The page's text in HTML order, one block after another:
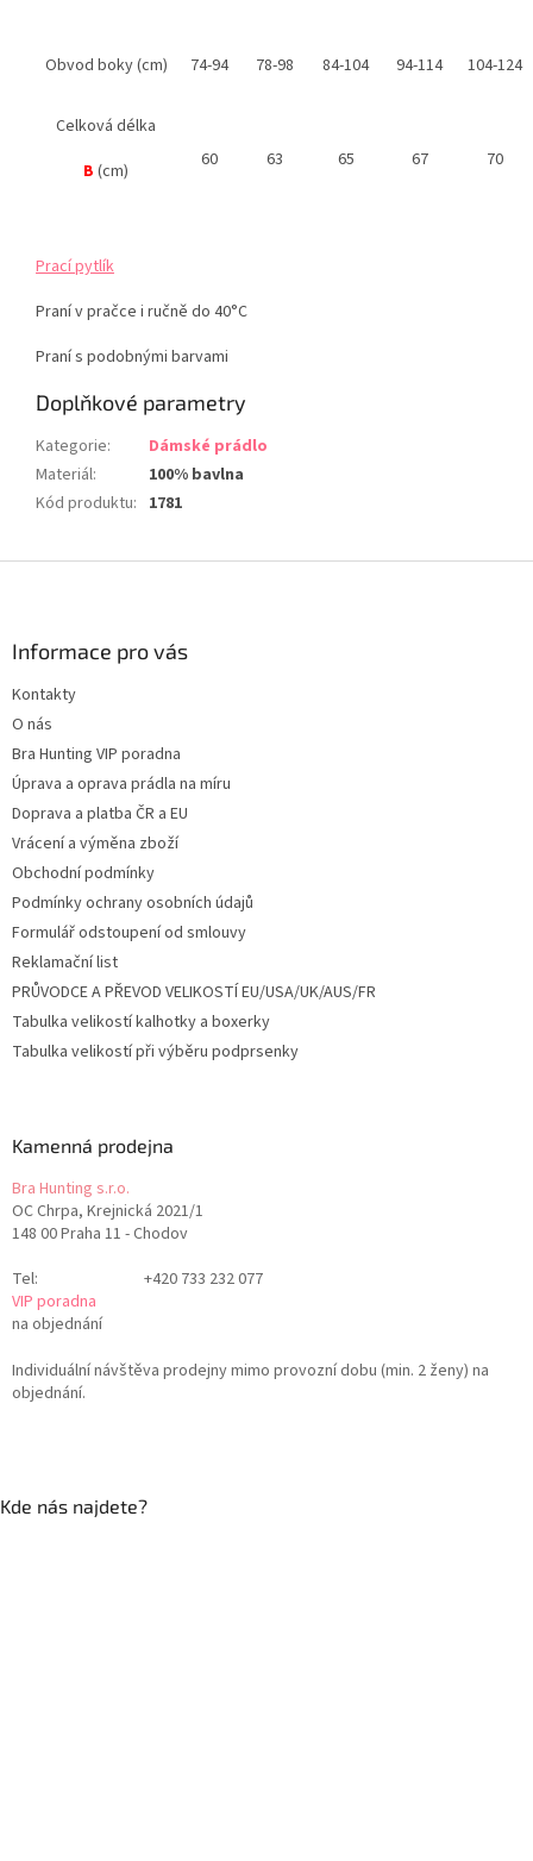
Obvod boky (cm) 74-94 78-98 84-104 94-114 104-124
Celková délka
B (cm) 60 63 65 67 70
Prací pytlík
Praní v pračce i ručně do 40°C
Praní s podobnými barvami
Doplňkové parametry
Kategorie:
Dámské prádlo
Materiál:
100% bavlna
Kód produktu: 1781
Informace pro vás
Kontakty
O nás
Bra Hunting VIP poradna
Úprava a oprava prádla na míru
Doprava a platba ČR a EU
Vrácení a výměna zboží
Obchodní podmínky
Podmínky ochrany osobních údajů
Formulář odstoupení od smlouvy
Reklamační list
PRŮVODCE A PŘEVOD VELIKOSTÍ EU/USA/UK/AUS/FR
Tabulka velikostí kalhotky a boxerky
Tabulka velikostí při výběru podprsenky
Kamenná prodejna
Bra Hunting s.r.o.
OC Chrpa, Krejnická 2021/1
148 00 Praha 11 - Chodov
Tel:
+420 733 232 077
VIP poradna
na objednání
Individuální návštěva prodejny mimo provozní dobu (min. 2 ženy) na
objednání.
Kde nás najdete?